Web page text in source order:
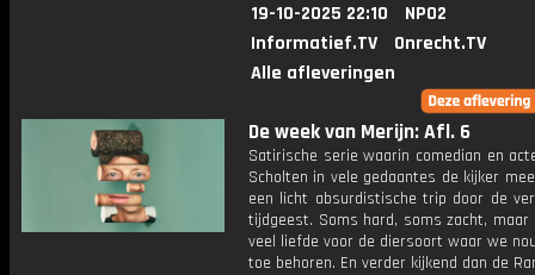
19-10-2025 22:10
NPO2
Informatief.TV
Onrecht.TV
Alle afleveringen
De week van Merijn: Afl. 6
Satirische serie waarin comedian en
Scholten in vele gedaantes de kijker
een licht absurdistische trip door de
tijdgeest. Soms hard, soms zacht,
veel liefde voor de diersoort waar we
toe behoren. En verder kijkend dan de